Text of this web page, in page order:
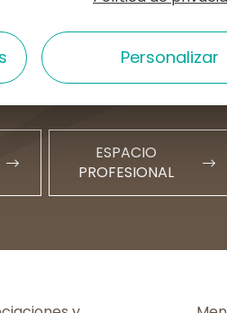
ESPACIO
PROFESIONAL
Personalizar